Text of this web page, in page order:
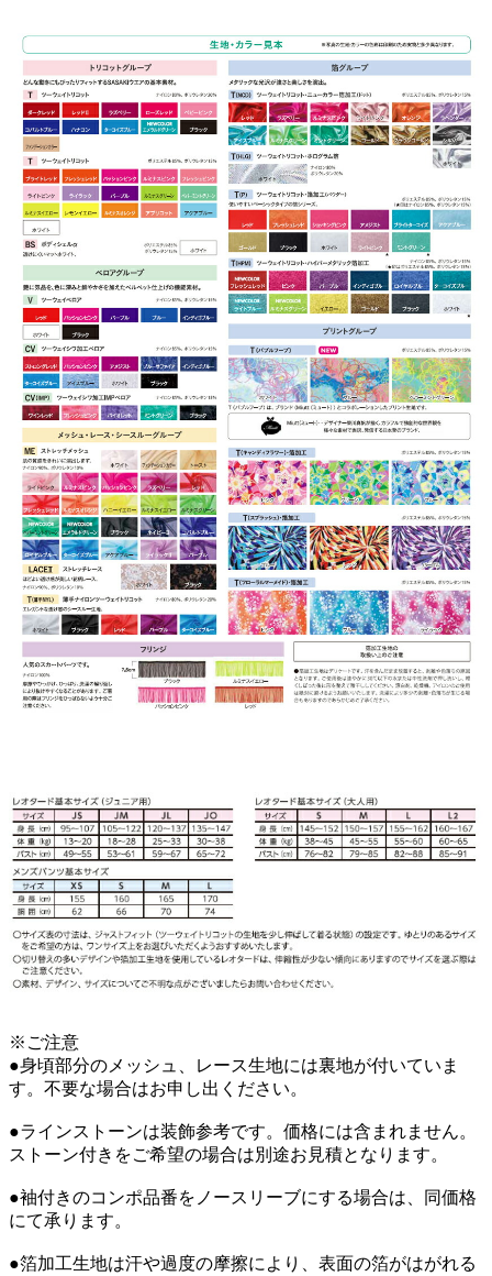
※ご注意
●身頃部分のメッシュ、レース生地には裏地が付いていま
す。不要な場合はお申し出ください。
●ラインストーンは装飾参考です。価格には含まれません。
ストーン付きをご希望の場合は別途お見積となります。
●袖付きのコンポ品番をノースリーブにする場合は、同価格
にて承ります。
●箔加工生地は汗や過度の摩擦により、表面の箔がはがれる